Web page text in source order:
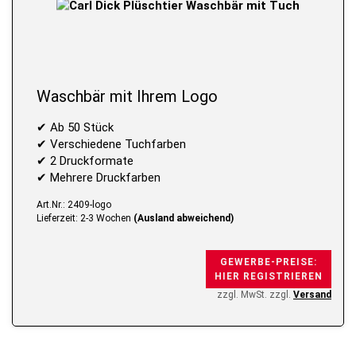
Waschbär mit Ihrem Logo
✔ Ab 50 Stück
✔ Verschiedene Tuchfarben
✔ 2 Druckformate
✔ Mehrere Druckfarben
Art.Nr.: 2409-logo
Lieferzeit: 2-3 Wochen (Ausland abweichend)
GEWERBE-PREISE:
HIER REGISTRIEREN
zzgl. MwSt. zzgl. Versand